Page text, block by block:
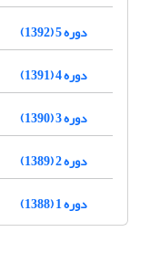
دوره 5 (1392)
دوره 4 (1391)
دوره 3 (1390)
دوره 2 (1389)
دوره 1 (1388)